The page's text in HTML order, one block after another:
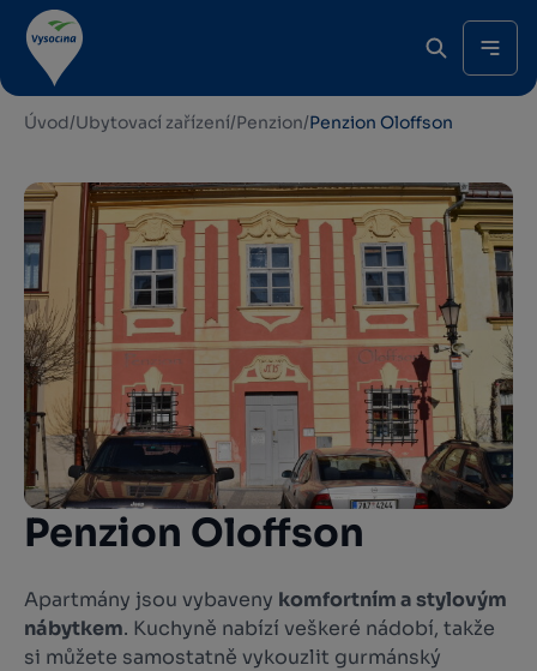
Úvod/Ubytovací zařízení/Penzion/Penzion Oloffson
Penzion Oloffson
Apartmány jsou vybaveny komfortním a stylovým
nábytkem. Kuchyně nabízí veškeré nádobí, takže
si můžete samostatně vykouzlit gurmánský